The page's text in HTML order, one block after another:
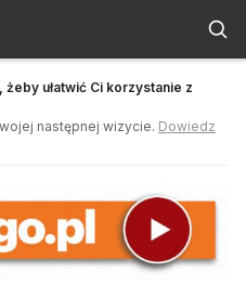
ułatwić Ci korzystanie z
następnej wizycie. Dowiedz